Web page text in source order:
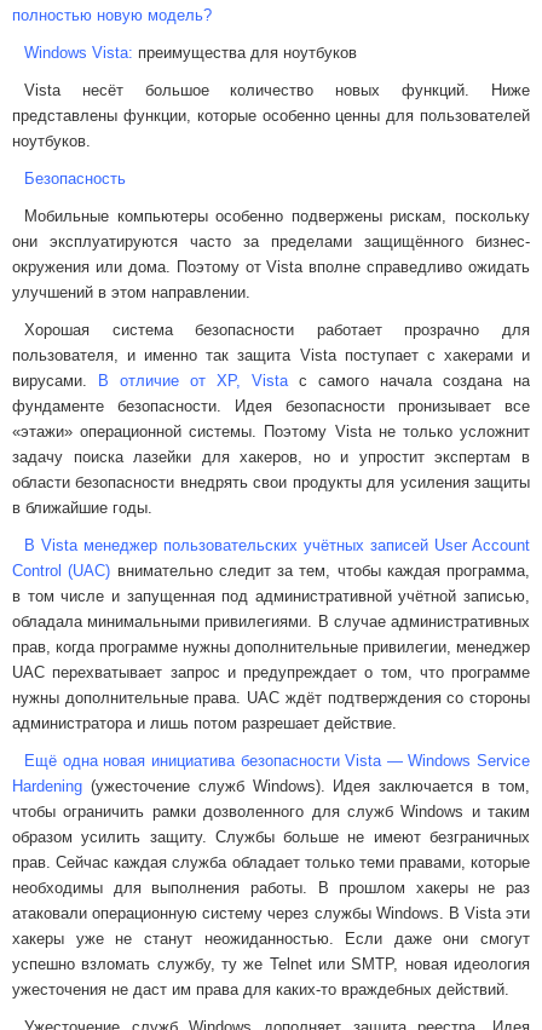
полностью новую модель?
Windows Vista: преимущества для ноутбуков
Vista несёт большое количество новых функций. Ниже
представлены функции, которые особенно ценны для пользователей
ноутбуков.
Безопасность
Мобильные компьютеры особенно подвержены рискам, поскольку
они эксплуатируются часто за пределами защищённого бизнес-
окружения или дома. Поэтому от Vista вполне справедливо ожидать
улучшений в этом направлении.
Хорошая система безопасности работает прозрачно для
пользователя, и именно так защита Vista поступает с хакерами и
вирусами.
В отличие от XP, Vista с самого начала создана на
фундаменте безопасности. Идея безопасности пронизывает все
«этажи» операционной системы. Поэтому Vista не только усложнит
задачу поиска лазейки для хакеров, но и упростит экспертам в
области безопасности внедрять свои продукты для усиления защиты
в ближайшие годы.
В Vista менеджер пользовательских учётных записей User Account
Control (UAC) внимательно следит за тем, чтобы каждая программа,
в том числе и запущенная под административной учётной записью,
обладала минимальными привилегиями. В случае административных
прав, когда программе нужны дополнительные привилегии, менеджер
UAC перехватывает запрос и предупреждает о том, что программе
нужны дополнительные права. UAC ждёт подтверждения со стороны
администратора и лишь потом разрешает действие.
Ещё одна новая инициатива безопасности Vista — Windows Service
Hardening (ужесточение служб Windows). Идея заключается в том,
чтобы ограничить рамки дозволенного для служб Windows и таким
образом усилить защиту. Службы больше не имеют безграничных
прав. Сейчас каждая служба обладает только теми правами, которые
необходимы для выполнения работы. В прошлом хакеры не раз
атаковали операционную систему через службы Windows. В Vista эти
хакеры уже не станут неожиданностью. Если даже они смогут
успешно взломать службу, ту же Telnet или SMTP, новая идеология
ужесточения не даст им права для каких-то враждебных действий.